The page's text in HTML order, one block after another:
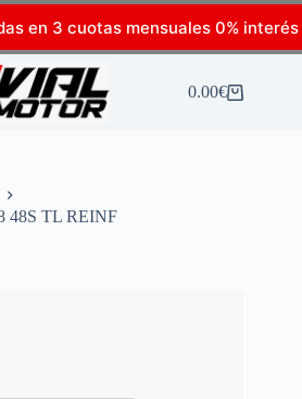
en 3 cuotas mensuales 0% interés
0.00€
48S TL REINF